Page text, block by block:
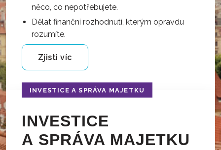
něco, co nepotřebujete.
Dělat finanční rozhodnutí, kterým opravdu
rozumíte.
Zjisti víc
INVESTICE A SPRÁVA MAJETKU
INVESTICE
A SPRÁVA MAJETKU